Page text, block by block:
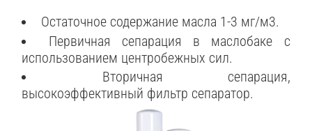
Остаточное содержание масла 1-3 мг/м3.
Первичная сепарация в маслобаке с
использованием центробежных сил.
Вторичная сепарация,
высокоэффективный фильтр сепаратор.